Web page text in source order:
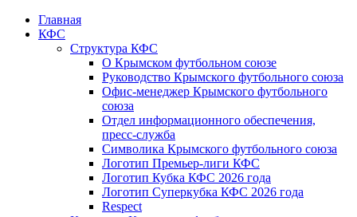
Главная
КФС
Структура КФС
О Крымском футбольном союзе
Руководство Крымского футбольного союза
Офис-менеджер Крымского футбольного
союза
Отдел информационного обеспечения,
пресс-служба
Символика Крымского футбольного союза
Логотип Премьер-лиги КФС
Логотип Кубка КФС 2026 года
Логотип Суперкубка КФС 2026 года
Respect